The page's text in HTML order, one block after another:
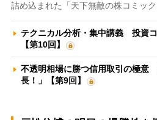
詰め込まれた「天下無敵の株コミッ
テクニカル分析・集中講義 投資コ
【第10回】
不透明相場に勝つ信用取引の極意
長！」【第9回】